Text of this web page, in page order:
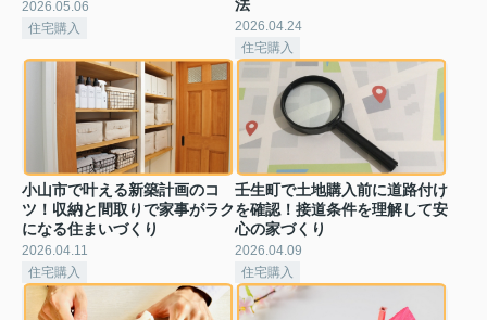
2026.05.06
住宅購入
法
2026.04.24
住宅購入
小山市で叶える新築計画のコ
ツ！収納と間取りで家事がラク
になる住まいづくり
2026.04.11
住宅購入
壬生町で土地購入前に道路付け
を確認！接道条件を理解して安
心の家づくり
2026.04.09
住宅購入